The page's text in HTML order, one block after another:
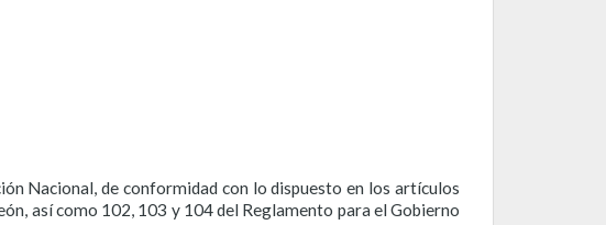
Nacional, de conformidad con lo dispuesto en los artículos
así como 102, 103 y 104 del Reglamento para el Gobierno